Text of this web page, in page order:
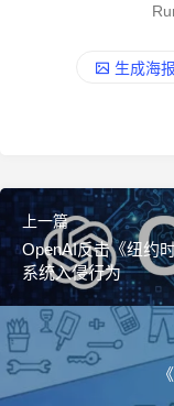
生成海报
上一篇
OpenAI反击《纽约
系统入侵行为